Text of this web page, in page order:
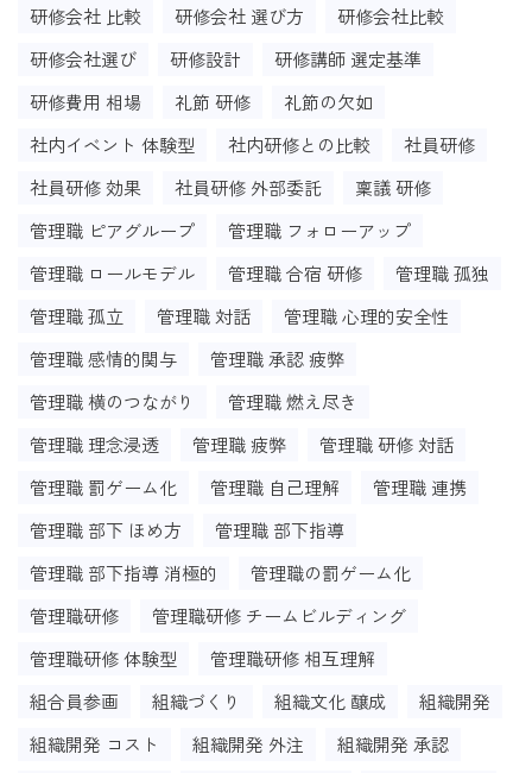
研修会社 比較
研修会社 選び方
研修会社比較
研修会社選び
研修設計
研修講師 選定基準
研修費用 相場
礼節 研修
礼節の欠如
社内イベント 体験型
社内研修との比較
社員研修
社員研修 効果
社員研修 外部委託
稟議 研修
管理職 ピアグループ
管理職 フォローアップ
管理職 ロールモデル
管理職 合宿 研修
管理職 孤独
管理職 孤立
管理職 対話
管理職 心理的安全性
管理職 感情的関与
管理職 承認 疲弊
管理職 横のつながり
管理職 燃え尽き
管理職 理念浸透
管理職 疲弊
管理職 研修 対話
管理職 罰ゲーム化
管理職 自己理解
管理職 連携
管理職 部下 ほめ方
管理職 部下指導
管理職 部下指導 消極的
管理職の罰ゲーム化
管理職研修
管理職研修 チームビルディング
管理職研修 体験型
管理職研修 相互理解
組合員参画
組織づくり 組織文化 醸成
組織開発
組織開発 コスト
組織開発 外注
組織開発 承認